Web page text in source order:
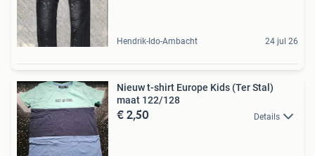
Hendrik-Ido-Ambacht 24 jul 26
Nieuw t-shirt Europe Kids (Ter Stal)
maat 122/128
€ 2,50 Details